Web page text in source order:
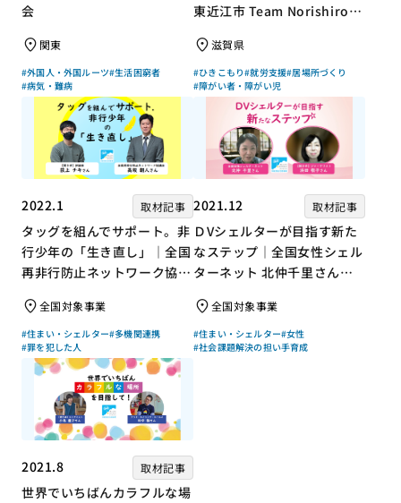
会
関東
#外国人・外国ルーツ#生活困窮者
#病気・難病
東近江市 Team Norishiroの
滋賀県
#ひきこもり#就労支援#居場所づくり
#障がい者・障がい児
2022.1 取材記事
タッグを組んでサポート。非
行少年の「生き直し」｜全国
再非行防止ネットワーク協議
上チキさん【聞き手】
全国対象事業
#住まい・シェルター#多機関連携
#罪を犯した人
2021.12 取材記事
ＤVシェルターが目指す新た
なステップ｜全国女性シェル
ターネット 北仲千里さん×
ん【聞き手】
全国対象事業
#住まい・シェルター#女性
#社会課題解決の担い手育成
2021.8 取材記事
世界でいちばんカラフルな場